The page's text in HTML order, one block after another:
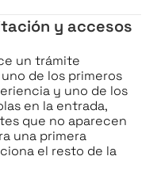
y accesos
un trámite
de los primeros
y uno de los
en la entrada,
que no aparecen
una primera
el resto de la